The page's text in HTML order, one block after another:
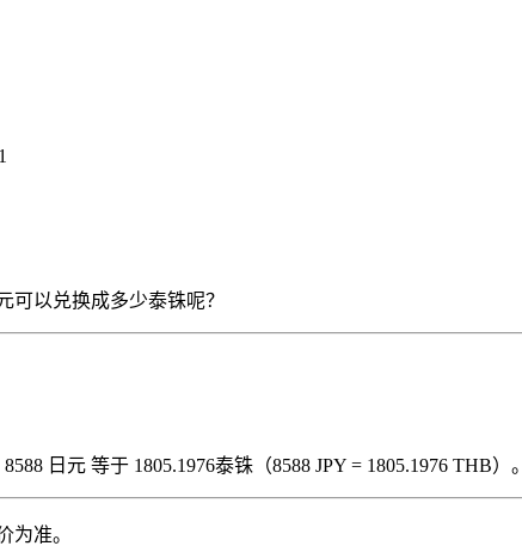
可以兑换成多少泰铢呢？
日元 等于 1805.1976泰铢（8588 JPY = 1805.1976 THB）。
为准。